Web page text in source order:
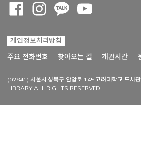
개인정보처리방침
주요 전화번호
찾아오는 길 개관시간
(02841) 서울시 성북구 안암로 145 고려대학교 도서
LIBRARY ALL RIGHTS RESERVED.
Opens a new window
Opens a new window
Opens a new